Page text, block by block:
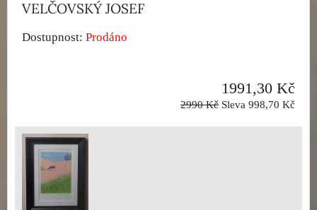
VELČOVSKÝ JOSEF
Dostupnost: Prodáno
1991,30 Kč
2990 Kč Sleva 998,70 Kč